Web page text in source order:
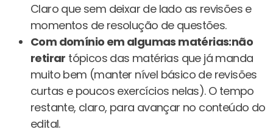
Claro que sem deixar de lado as revisões e
momentos de resolução de questões.
Com domínio em algumas matérias:não
retirar tópicos das matérias que já manda
muito bem (manter nível básico de revisões
curtas e poucos exercícios nelas). O tempo
restante, claro, para avançar no conteúdo do
edital.